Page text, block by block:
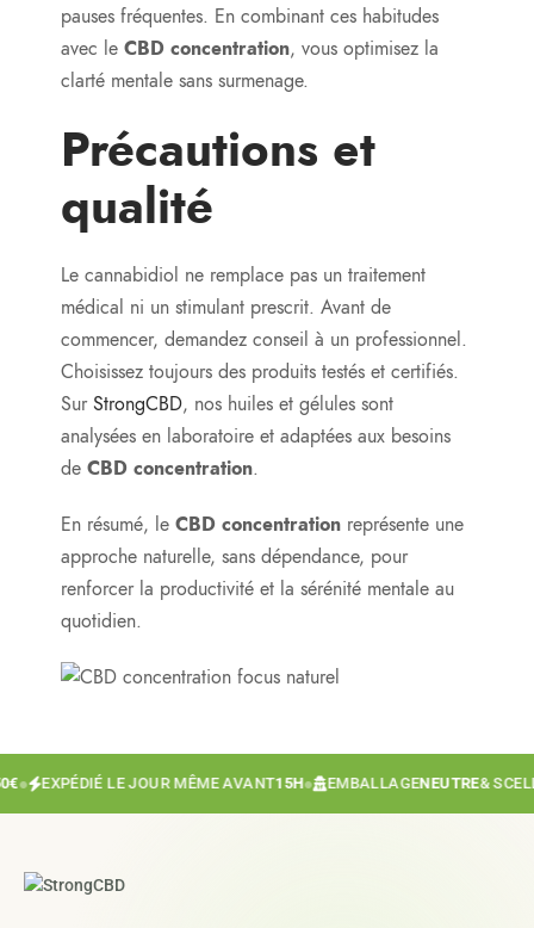
pauses fréquentes. En combinant ces habitudes
avec le CBD concentration, vous optimisez la
clarté mentale sans surmenage.
Précautions et
qualité
Le cannabidiol ne remplace pas un traitement
médical ni un stimulant prescrit. Avant de
commencer, demandez conseil à un professionnel.
Choisissez toujours des produits testés et certifiés.
Sur StrongCBD, nos huiles et gélules sont
analysées en laboratoire et adaptées aux besoins
de CBD concentration.
En résumé, le CBD concentration représente une
approche naturelle, sans dépendance, pour
renforcer la productivité et la sérénité mentale au
quotidien.
● EXPÉDIÉ LE JOUR MÊME AVANT15H● EMBALLAGENEUTRE& SCELLÉ